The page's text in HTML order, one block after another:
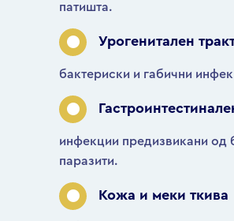
патишта.
Урогенитален
бактериски и габични
инфекции предизвикани од
паразити.
Кожа и меки ткива